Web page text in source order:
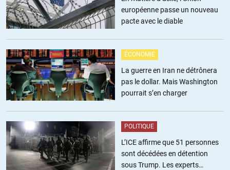
détourner la tête!
Pauvres dictateurs sentant que leurs peuples sont exaspérés par
+1 ALERTER
scc//24.06.2020 à 19h23
l’annexion des terres palestiniennes. »
Il peuvent passer à l’acte, mais discrètement svp.
+2 ALERTER
européenne passe un nouveau
pacte avec le diable
ÉCONOMIE
La guerre en Iran ne détrônera
pas le dollar. Mais Washington
pourrait s’en charger
POLITIQUE
L’ICE affirme que 51 personnes
sont décédées en détention
sous Trump. Les experts